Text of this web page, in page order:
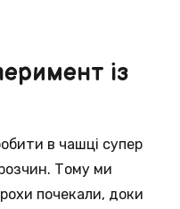
із
в чашці супер
Тому ми
почекали, доки